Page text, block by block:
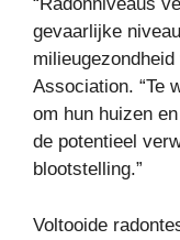
gevaarlijke
Association. “Te
om hun huizen
de potentieel
blootstelling.”
Voltooide